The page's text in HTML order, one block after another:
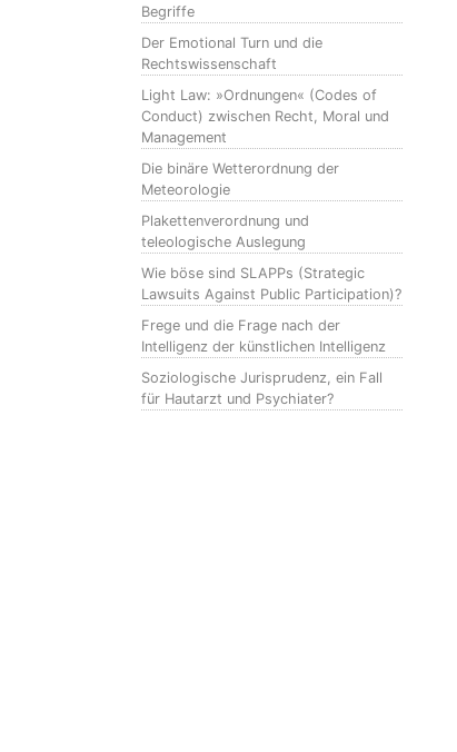
Begriffe
Der Emotional Turn und die
Rechtswissenschaft
Light Law: »Ordnungen« (Codes of
Conduct) zwischen Recht, Moral und
Management
Die binäre Wetterordnung der
Meteorologie
Plakettenverordnung und
teleologische Auslegung
Wie böse sind SLAPPs (Strategic
Lawsuits Against Public Participation)?
Frege und die Frage nach der
Intelligenz der künstlichen Intelligenz
Soziologische Jurisprudenz, ein Fall
für Hautarzt und Psychiater?